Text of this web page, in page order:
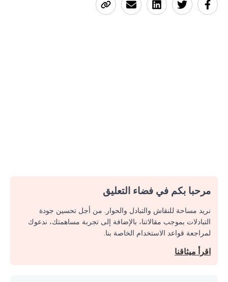
مرحبا بكم في فضاء التعليق
نريد مساحة للنقاش والتبادل والحوار. من أجل تحسين جودة
التبادلات بموجب مقالاتنا، بالإضافة إلى تجربة مساهمتك، ندعوك
لمراجعة قواعد الاستخدام الخاصة بنا.
اقرأ ميثاقنا